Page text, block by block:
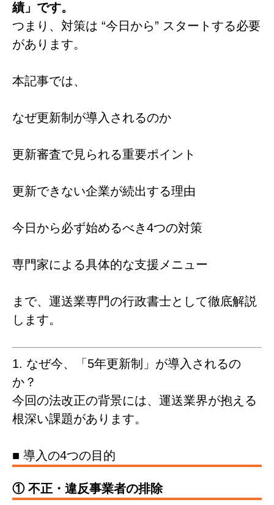
績」です。
つまり、対策は “今日から” スタートする必要
があります。
本記事では、
なぜ更新制が導入されるのか
更新審査で見られる重要ポイント
更新できない企業が続出する理由
今日から必ず始めるべき4つの対策
専門家による具体的な支援メニュー
まで、運送業専門の行政書士として徹底解説
します。
1. なぜ今、「5年更新制」が導入されるの
か？
今回の法改正の背景には、運送業界が抱える
根深い課題があります。
■ 導入の4つの目的
① 不正・違反事業者の排除